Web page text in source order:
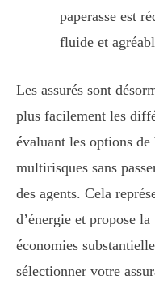
paperasse est
fluide et
Les assurés sont
plus facilement les
évaluant les options
multirisques sans
des agents. Cela
d’énergie et propose
économies
sélectionner votre